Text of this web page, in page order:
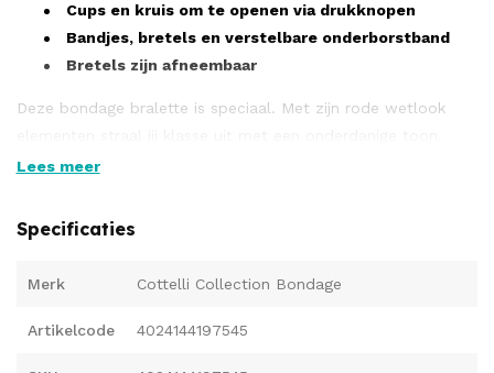
Cups en kruis om te openen via drukknopen
Bandjes, bretels en verstelbare onderborstband
Bretels zijn afneembaar
Deze bondage bralette is speciaal. Met zijn rode wetlook
Fijne zwarte inzetstukken van kant geven een vrouwelijk en
onderdanige uitstraling waardoor jij zeker als onderdaan
ondeugende dingen moet ondergaan. Voorzien van slipcups
Bandjes aan de onderzijde van de beha zijn verstelbaar voor
Lees meer
Specificaties
Merk Cottelli Collection Bondage
Artikelcode 4024144197545